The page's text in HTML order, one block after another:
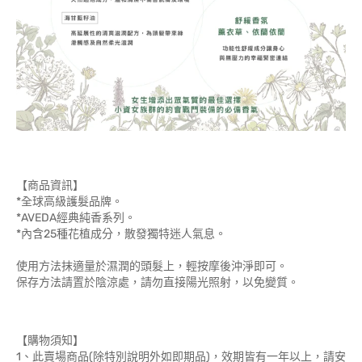
【商品資訊】
*全球高級護髮品牌。
*AVEDA經典純香系列。
*內含25種花植成分，散發獨特迷人氣息。
使用方法抹適量於濕潤的頭髮上，輕按摩後沖淨即可。
保存方法請置於陰涼處，請勿直接陽光照射，以免變質。
【購物須知】
1、此賣場商品(除特別說明外如即期品)，效期皆有一年以上，請安